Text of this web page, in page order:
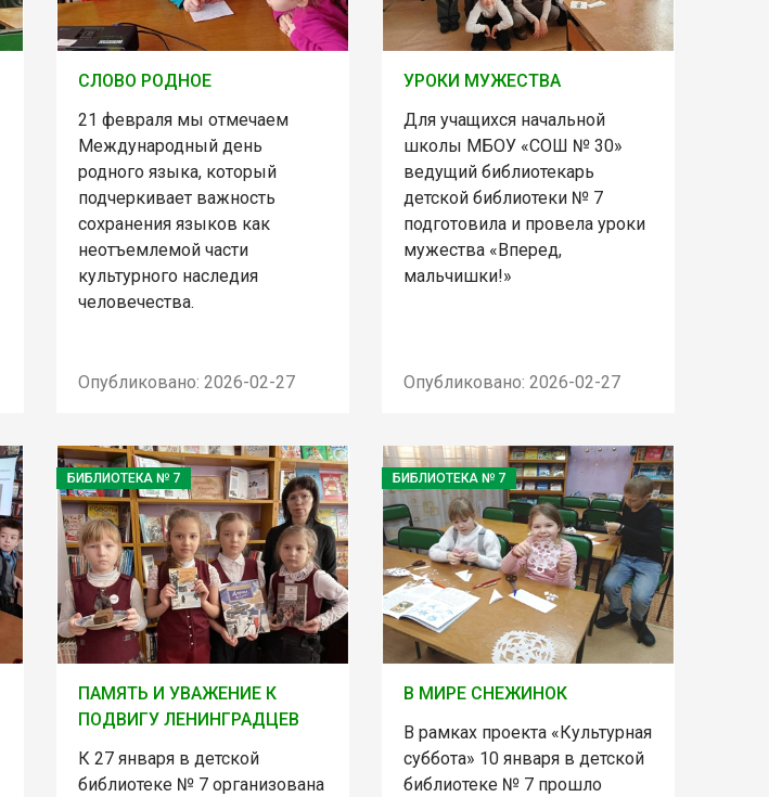
СЛОВО РОДНОЕ
21 февраля мы отмечаем
Международный день
родного языка, который
подчеркивает важность
сохранения языков как
неотъемлемой части
культурного наследия
человечества.
Опубликовано: 2026-02-27
УРОКИ МУЖЕСТВА
Для учащихся начальной
школы МБОУ «СОШ № 30»
ведущий библиотекарь
детской библиотеки № 7
подготовила и провела уроки
мужества «Вперед,
мальчишки!»
Опубликовано: 2026-02-27
БИБЛИОТЕКА № 7
ПАМЯТЬ И УВАЖЕНИЕ К
ПОДВИГУ ЛЕНИНГРАДЦЕВ
К 27 января в детской
библиотеке № 7 организована
БИБЛИОТЕКА № 7
В МИРЕ СНЕЖИНОК
В рамках проекта «Культурная
суббота» 10 января в детской
библиотеке № 7 прошло